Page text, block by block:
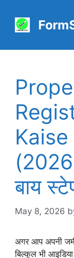
content
बाय
May 8, 2026
अगर आप अपनी
बिल्कुल भी